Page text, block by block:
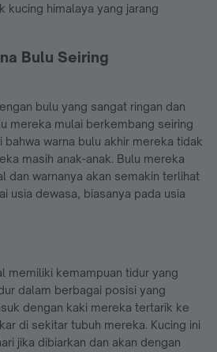
kucing himalaya yang jarang
Bulu Seiring
bulu yang sangat ringan dan
mereka mulai berkembang seiring
bahwa warna bulu akhir mereka tidak
masih anak-anak. Bulu mereka
dan warnanya akan semakin terlihat
usia dewasa, biasanya pada usia
memiliki kemampuan tidur yang
dalam berbagai posisi yang
dengan kaki mereka tertarik ke
di sekitar tubuh mereka. Kucing ini
jika dibiarkan dan akan dengan